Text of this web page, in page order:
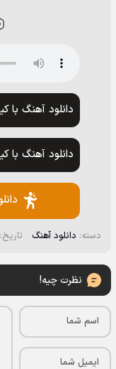
دانلود آهنگ با
دانلود آهنگ با
دسته: دانلود آهنگ تاریخ: 21 جولای 2024
نظرت چیه!